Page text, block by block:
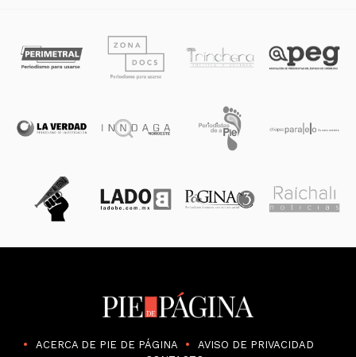
ACERCA DE PIE DE PÁGINA
AVISO DE PRIVACIDAD